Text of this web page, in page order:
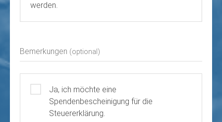
werden.
Bemerkungen (optional)
Ja, ich möchte eine
Spendenbescheinigung für die
Steuererklärung.